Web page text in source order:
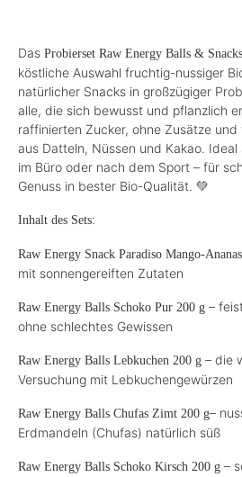
Das Probierset Raw Energy Balls &
köstliche Auswahl fruchtig-nussiger
natürlicher Snacks in großzügiger
alle, die sich bewusst und pflanzlich
raffinierten Zucker, ohne Zusätze
aus Datteln, Nüssen und Kakao.
im Büro oder nach dem Sport – für
Genuss in bester Bio-Qualität. 💚
Inhalt des Sets:
Raw Energy Snack Paradiso Mango-
mit sonnengereiften Zutaten
Raw Energy Balls Schoko Pur 200 g –
ohne schlechtes Gewissen
Raw Energy Balls Lebkuchen 200 g – die
Versuchung mit Lebkuchengewürzen
Raw Energy Balls Chufas Zimt 200 g–
Erdmandeln (Chufas) natürlich süß
Raw Energy Balls Schoko Kirsch 200 g –